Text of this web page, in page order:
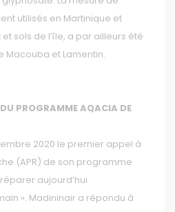
utilisés en Martinique et
sols de l’île, a par ailleurs été
Macouba et Lamentin.
PROGRAMME AQACIA DE
2020 le premier appel à
(APR) de son programme
aujourd’hui
». Madininair a répondu à